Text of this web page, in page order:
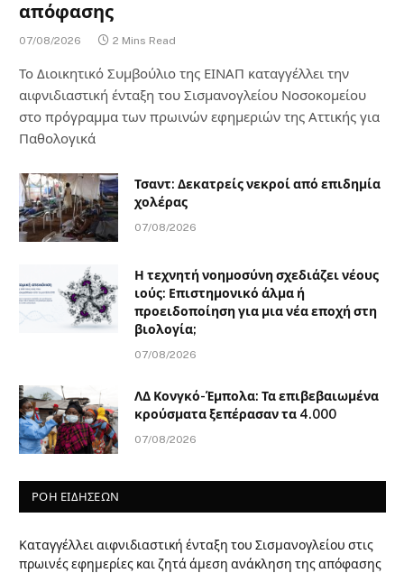
απόφασης
07/08/2026 2 Mins Read
Το Διοικητικό Συμβούλιο της ΕΙΝΑΠ καταγγέλλει την
αιφνιδιαστική ένταξη του Σισμανογλείου Νοσοκομείου
στο πρόγραμμα των πρωινών εφημεριών της Αττικής για
Παθολογικά
Τσαντ: Δεκατρείς νεκροί από επιδημία
χολέρας
07/08/2026
Η τεχνητή νοημοσύνη σχεδιάζει νέους
ιούς: Επιστημονικό άλμα ή
προειδοποίηση για μια νέα εποχή στη
βιολογία;
07/08/2026
ΛΔ Κονγκό-Έμπολα: Τα επιβεβαιωμένα
κρούσματα ξεπέρασαν τα 4.000
07/08/2026
ΡΟΗ ΕΙΔΗΣΕΩΝ
Καταγγέλλει αιφνιδιαστική ένταξη του Σισμανογλείου στις
πρωινές εφημερίες και ζητά άμεση ανάκληση της απόφασης